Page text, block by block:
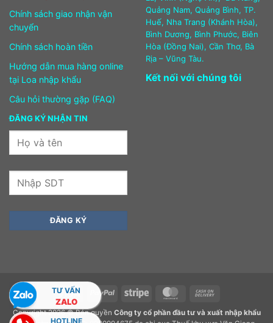
Chính sách giao nhận vận
chuyển
Chính sách hoàn tiền
Hướng dẫn mua hàng online
tại Loa nhập khẩu
Câu hỏi thường gặp (FAQ)
ĐĂNG KÝ NHẬN TIN
Quảng Nam, Quảng Bình, TP.
Huế, Nha Trang (Khánh Hòa),
Bình Dương, Bình Phước, Biên
Hòa (Đồng Nai), Cần Thơ, Bà
Rịa – Vũng Tàu.
Kết nối với chúng tôi
PayPal Stripe MasterCard
Delivery
Copyright 2026 © Bản quyền Công ty cổ phần đầu tư và xuất nhập khẩu
TƯ VẤN
ZALO
HOTLINE